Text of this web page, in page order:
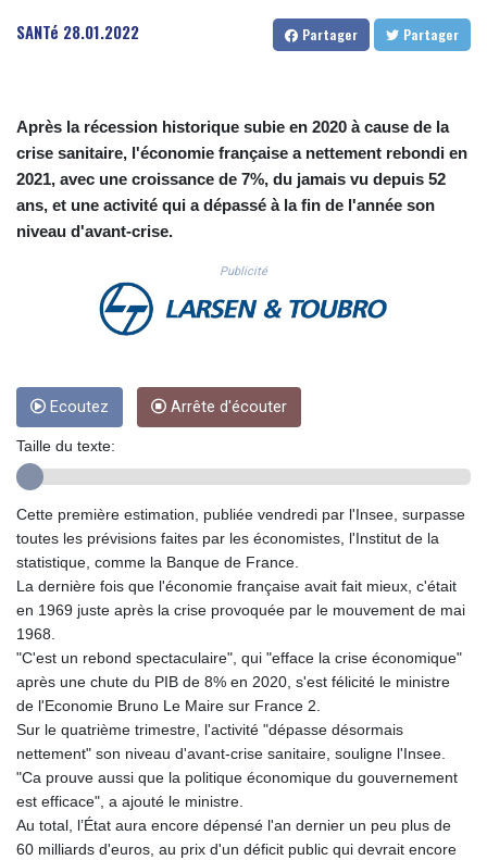
CUP 30.637594
DKK 7.477932
DOP 67.289164
DZD 152.967099
EGP 57.293288
FJD 2.553384
FKP 0.8566
GBP 0.856968
GHS 13.526832
GNF 10123.874202
GTQ 8.794891
GYD 241.157003
HKD 9.067746
HNL 30.895616
HRK 7.536622
HTG 150.718127
IDR 20580.370421
ILS 3.468234
IMP 0.8566
INR 110.076256
IQD 1509.981237
IRR
1590322.371805
ISK 142.598215
JEP 0.8566
SANTé 28.01.2022 Partager Partager
Après la récession historique subie en 2020 à cause de la
crise sanitaire, l'économie française a nettement rebondi en
2021, avec une croissance de 7%, du jamais vu depuis 52
ans, et une activité qui a dépassé à la fin de l'année son
niveau d'avant-crise.
Publicité
Ecoutez Arrête d'écouter
Taille du texte:
Cette première estimation, publiée vendredi par l'Insee, surpasse
toutes les prévisions faites par les économistes, l'Institut de la
statistique, comme la Banque de France.
La dernière fois que l'économie française avait fait mieux, c'était
en 1969 juste après la crise provoquée par le mouvement de mai
1968.
"C'est un rebond spectaculaire", qui "efface la crise économique"
après une chute du PIB de 8% en 2020, s'est félicité le ministre
de l'Economie Bruno Le Maire sur France 2.
Sur le quatrième trimestre, l'activité "dépasse désormais
nettement" son niveau d'avant-crise sanitaire, souligne l'Insee.
"Ca prouve aussi que la politique économique du gouvernement
est efficace", a ajouté le ministre.
Au total, l’État aura encore dépensé l'an dernier un peu plus de
60 milliards d'euros, au prix d'un déficit public qui devrait encore